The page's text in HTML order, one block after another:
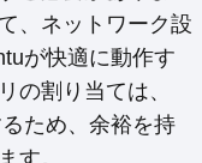
、ネットワーク設
が快適に動作す
の割り当ては、
ため、余裕を持
す。